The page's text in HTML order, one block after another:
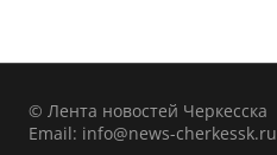
© Лента новостей Черкесска
Email: info@news-cherkessk.ru